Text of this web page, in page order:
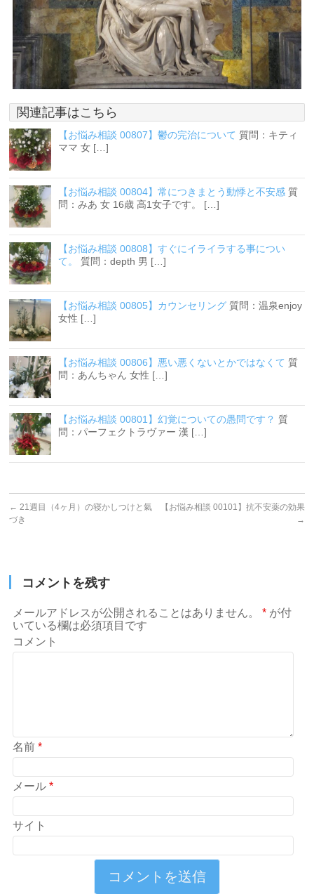
関連記事はこちら
【お悩み相談 00807】鬱の完治について 質問：キティ
ママ 女 […]
【お悩み相談 00804】常につきまとう動悸と不安感 質
問：みあ 女 16歳 高1女子です。 […]
【お悩み相談 00808】すぐにイライラする事につい
て。
質問：depth 男 […]
【お悩み相談 00805】カウンセリング 質問：温泉enjoy
女性 […]
【お悩み相談 00806】悪い悪くないとかではなくて 質
問：あんちゃん 女性 […]
【お悩み相談 00801】幻覚についての愚問です？ 質
問：パーフェクトラヴァー 漢 […]
← 21週目（4ヶ月）の寝かしつけと氣
づき
【お悩み相談 00101】抗不安薬の効果
→
コメントを残す
メールアドレスが公開されることはありません。 * が付
いている欄は必須項目です
コメント
名前*
メール*
サイト